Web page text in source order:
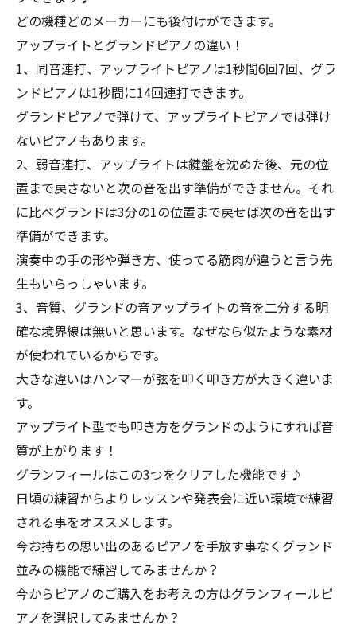
どの機種どのメーカーにも後付けができます。
アップライトとグランドピアノの違い！
1、同音連打、アップライトピアノは1秒間6回7回、グラ
ンドピアノは1秒間に14回連打できます。
グランドピアノで弾けて、アップライトピアノでは弾け
ないピアノもあります。
2、弱音連打、アップライトは鍵盤を沈めた後、元の位
置まで戻さないと次の音を出す準備ができません。それ
に比べグランドは3分の1の位置まで戻せば次の音を出す
準備ができます。
演奏中の手の形や弾き方、使ってる筋肉が違うと言う先
生もいらっしゃいます。
3、音質、グランドの音アップライトの音を二分する明
確な境界線は無いと思います。なぜなら似たような素材
が使われているからです。
大きな違いはハンマーが弦を叩く叩き方が大きく違いま
す。
アップライト型でも叩き方をグランドのようにすれば音
質が上がります！
グランフィールはこの3つをクリアした機能です♪
日頃の練習からよりレッスンや発表会に近い環境で練習
される事をオススメします。
今お持ちの思い出のあるピアノを手放す事なくグランド
並みの機能で練習してみませんか？
今からピアノのご購入をお考えの方はグランフィールピ
アノを選択してみませんか？